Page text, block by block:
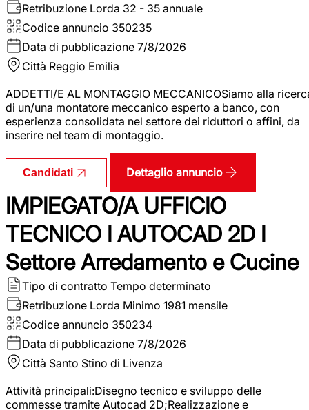
Retribuzione Lorda 32 - 35 annuale
Codice annuncio 350235
Data di pubblicazione 7/8/2026
Città Reggio Emilia
ADDETTI/E AL MONTAGGIO MECCANICOSiamo alla
di un/una montatore meccanico esperto a banco, con
esperienza consolidata nel settore dei riduttori o affini, da
inserire nel team di montaggio.
Candidati Dettaglio annuncio
IMPIEGATO/A UFFICIO
TECNICO I AUTOCAD 2D I
Settore Arredamento e Cucine
Tipo di contratto Tempo determinato
Retribuzione Lorda Minimo 1981 mensile
Codice annuncio 350234
Data di pubblicazione 7/8/2026
Città Santo Stino di Livenza
Attività principali:Disegno tecnico e sviluppo delle
commesse tramite Autocad 2D;Realizzazione e